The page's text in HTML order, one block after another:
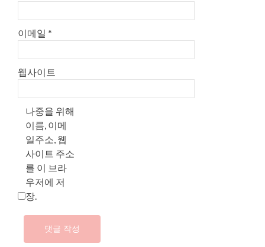
이메일 *
웹사이트
나중을 위해
이름, 이메
일주소, 웹
사이트 주소
를 이 브라
우저에 저
장.